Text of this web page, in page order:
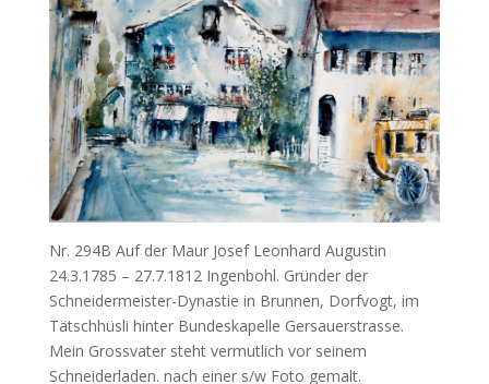
Nr. 294B Auf der Maur Josef Leonhard Augustin
24.3.1785 – 27.7.1812 Ingenbohl. Gründer der
Schneidermeister-Dynastie in Brunnen, Dorfvogt, im
Tätschhüsli hinter Bundeskapelle Gersauerstrasse.
Mein Grossvater steht vermutlich vor seinem
Schneiderladen. nach einer s/w Foto gemalt.